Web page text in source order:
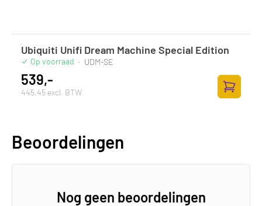
Ubiquiti Unifi Dream Machine Special Edition
Op voorraad · UDM-SE
539,-
445,45 excl. BTW
Zum
Beoordelingen
Nog geen beoordelingen